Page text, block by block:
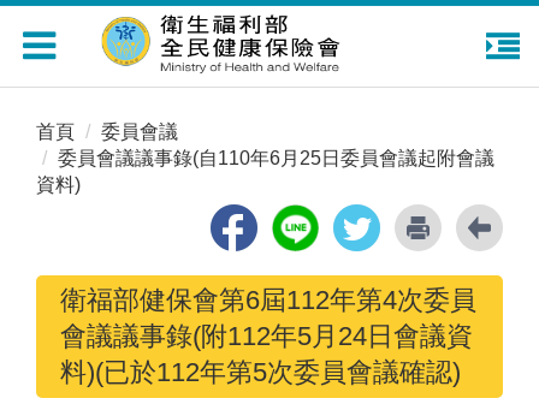
Toggle
navigation
首頁
委員會議
委員會議議事錄(自110年6月25日委員會議起附會議
資料)
衛福部健保會第6屆112年第4次委員
會議議事錄(附112年5月24日會議資
料)(已於112年第5次委員會議確認)